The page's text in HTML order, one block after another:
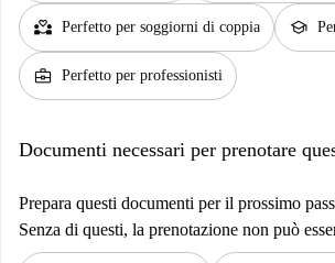
partner_heart Perfetto per soggiorni di coppia school
business_center Perfetto per professionisti
Documenti necessari per prenotare
Prepara questi documenti per il prossimo
Senza di questi, la prenotazione non può